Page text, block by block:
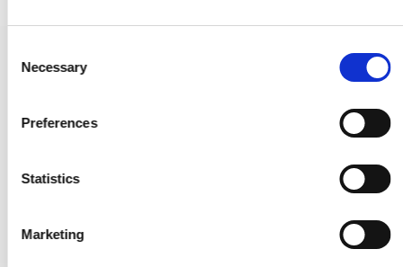
Necessary
Preferences
Statistics
Marketing
långskylt med Cylindervred - Polerad mässing utan lack - Modell